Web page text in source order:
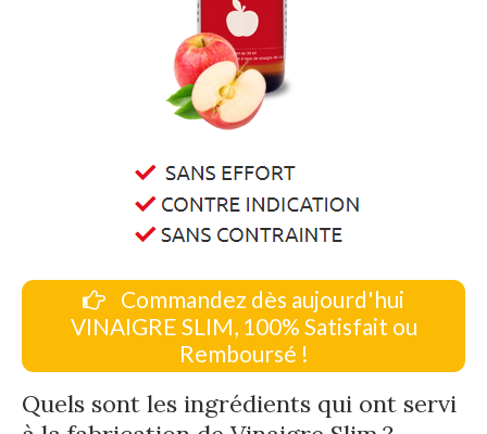
Commandez dès aujourd'hui
VINAIGRE SLIM, 100% Satisfait ou
Remboursé !
Quels sont les ingrédients qui ont servi